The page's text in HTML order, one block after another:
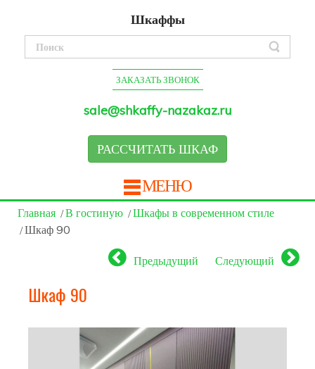
Шкаффы
ЗАКАЗАТЬ ЗВОНОК
sale@shkaffy-nazakaz.ru
РАССЧИТАТЬ ШКАФ
МЕНЮ
Главная В гостиную
Шкафы в современном стиле
Шкаф 90
Предыдущий Следующий
Шкаф 90